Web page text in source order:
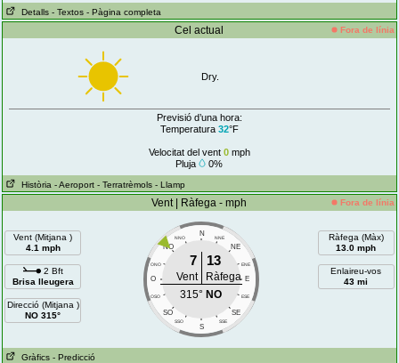
Detalls - Textos - Pàgina completa
Cel actual Fora de línia
Dry.
Previsió d’una hora:
Temperatura 32°F
Velocitat del vent 0mph
Pluja
0%
Història - Aeroport - Terratrèmols - Llamp
Vent | Ràfega - mph Fora de línia
Vent (Mitjana )
4.1 mph
2 Bft
Brisa lleugera
Direcció (Mitjana )
NO 315°
N
NNO NNE
NO NE
ONO ENE
O E
OSO ESE
SO SE
SSO SSE
S
7 13
Vent
Ràfega
315° NO
Ràfega (Màx)
13.0 mph
Enlaireu-vos
43 mi
Gràfics - Predicció